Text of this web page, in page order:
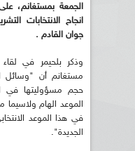
الجمعة بمستغانم،
جوان القادم .
وذكر بلحيمر في
مستغانم أن "وسائل
حجم مسؤوليتها في
الموعد الهام
في هذا الموعد
الجديدة".